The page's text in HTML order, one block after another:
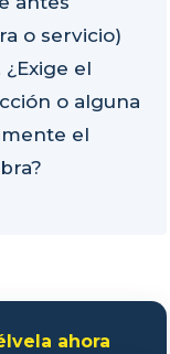
o servicio)
el
o alguna
el
ahora